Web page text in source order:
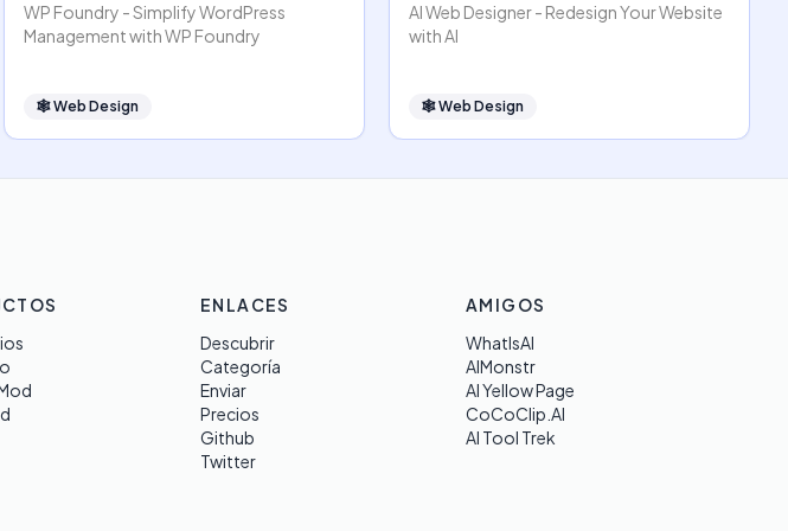
WP Foundry - Simplify WordPress
Management with WP Foundry
🕸Web Design
AI Web Designer - Redesign Your Website
with AI
🕸Web Design
ENLACES
Descubrir
Categoría
Enviar
Precios
Github
Twitter
AMIGOS
WhatIsAI
AIMonstr
AI Yellow Page
CoCoClip.AI
AI Tool Trek